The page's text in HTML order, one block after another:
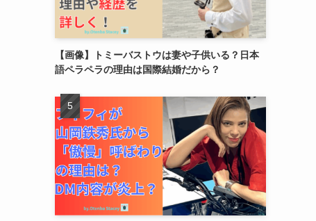
【画像】トミーバストウは妻や子供いる？日本
語ペラペラの理由は国際結婚だから？